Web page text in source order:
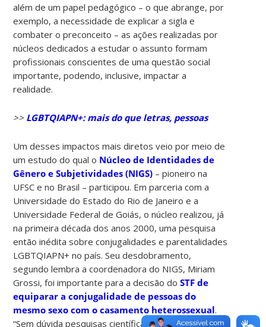
além de um papel pedagógico – o que abrange, por
exemplo, a necessidade de explicar a sigla e
combater o preconceito – as ações realizadas por
núcleos dedicados a estudar o assunto formam
profissionais conscientes de uma questão social
importante, podendo, inclusive, impactar a
realidade.
>> LGBTQIAPN+: mais do que letras, pessoas
Um desses impactos mais diretos veio por meio de
um estudo do qual o Núcleo de Identidades de
Gênero e Subjetividades (NIGS) – pioneiro na
UFSC e no Brasil – participou. Em parceria com a
Universidade do Estado do Rio de Janeiro e a
Universidade Federal de Goiás, o núcleo realizou, já
na primeira década dos anos 2000, uma pesquisa
então inédita sobre conjugalidades e parentalidades
LGBTQIAPN+ no país. Seu desdobramento,
segundo lembra a coordenadora do NIGS, Miriam
Grossi, foi importante para a decisão doSTF de
equiparar a conjugalidade de pessoas do
mesmo sexo com o casamento heterossexual.
“Sem dúvida pesquisas científicas são fundamentais,